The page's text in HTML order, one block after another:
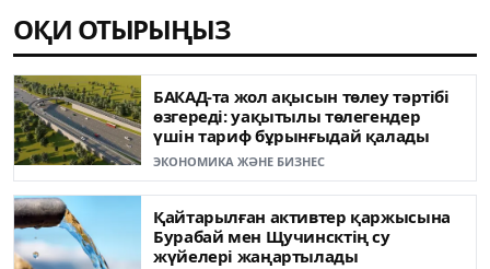
ОҚИ ОТЫРЫҢЫЗ
БАКАД-та жол ақысын төлеу тәртібі
өзгереді: уақытылы төлегендер
үшін тариф бұрынғыдай қалады
ЭКОНОМИКА ЖӘНЕ БИЗНЕС
Қайтарылған активтер қаржысына
Бурабай мен Щучинсктің су
жүйелері жаңартылады